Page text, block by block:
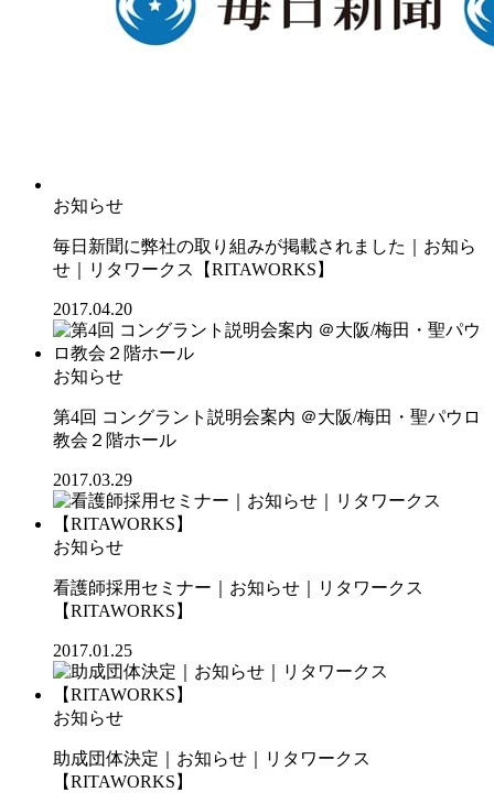
お知らせ
毎日新聞に弊社の取り組みが掲載されました｜お知ら
せ｜リタワークス【RITAWORKS】
2017.04.20
お知らせ
第4回 コングラント説明会案内 ＠大阪/梅田・聖パウロ
教会２階ホール
2017.03.29
お知らせ
看護師採用セミナー｜お知らせ｜リタワークス
【RITAWORKS】
2017.01.25
お知らせ
助成団体決定｜お知らせ｜リタワークス
【RITAWORKS】